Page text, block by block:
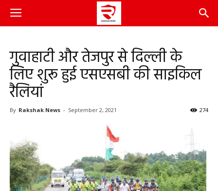
गुवाहाटी और तेजपुर से दिल्ली के
लिए शुरू हुई एसएसबी की साइकिल
रैलियां
By Rakshak News - September 2, 2021 274